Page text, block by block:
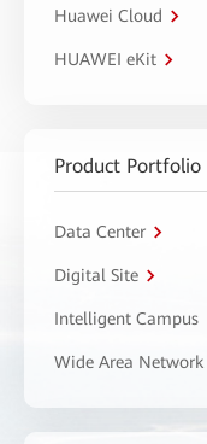
Huawei Cloud
HUAWEI eKit
Product Portfolio
Data Center
Digital Site
Intelligent Campus
Wide Area Network